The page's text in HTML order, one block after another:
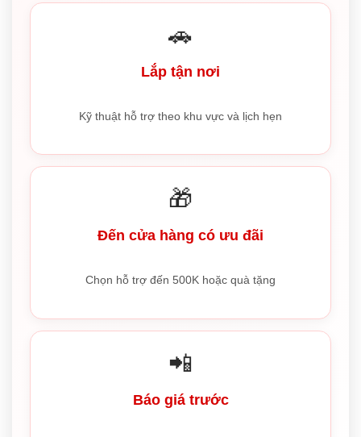
🚗
Lắp tận nơi
Kỹ thuật hỗ trợ theo khu vực và lịch hẹn
🎁
Đến cửa hàng có ưu đãi
Chọn hỗ trợ đến 500K hoặc quà tặng
📲
Báo giá trước